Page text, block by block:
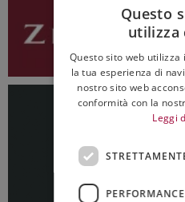
Questo
utilizza
Questo sito web
la tua esperienza di
nostro sito web
conformità con la
Leggi
PERFORMANCE